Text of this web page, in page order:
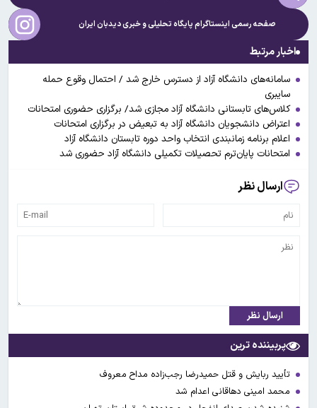
صفحه رسمی اینستاگرام پایگاه تحلیلی و خبریدیدبان ایران
اخبار مرتبط
سامانه‌های دانشگاه آزاد از دسترس خارج شد / احتمال وقوع حمله
سایبری
کلاس‌های تابستانی دانشگاه آزاد مجازی شد/ برگزاری حضوری امتحانات
اعتراض دانشجویان دانشگاه آزاد به تبعیض در برگزاری امتحانات
اعلام برنامه زمانبندی انتخاب واحد دوره تابستان دانشگاه آزاد
امتحانات پایان‌ترم تحصیلات تکمیلی دانشگاه آزاد حضوری شد
ارسال نظر
ارسال نظر
پربیننده ترین
تأیید ربایش و قتل حمیدرضا رجب‌زاده مداح معروف
محمد امینی دهاقانی اعدام شد